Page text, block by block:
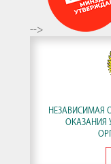
-->
НЕЗАВИСИМАЯ
ОКАЗАНИЯ